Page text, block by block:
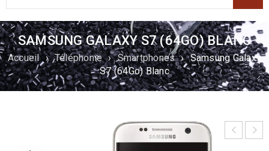
SAMSUNG GALAXY S7 (64GO) BLANC
Accueil › Téléphonie › Smartphones › Samsung Galaxy
S7 (64Go) Blanc